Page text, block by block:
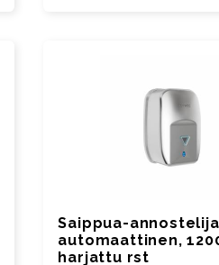
Saippua-
automaattinen,
harjattu rst